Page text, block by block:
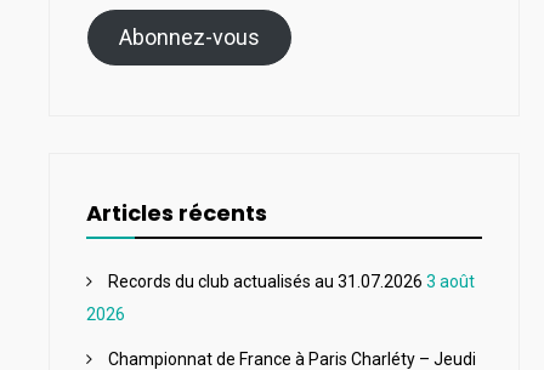
e-
mail
Abonnez-vous
Articles récents
Records du club actualisés au 31.07.2026 3 août
2026
Championnat de France à Paris Charléty – Jeudi